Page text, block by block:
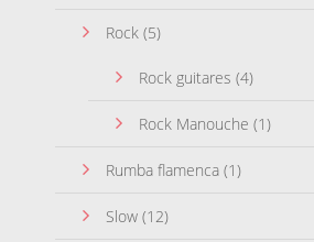
Rock (5)
Rock guitares (4)
Rock Manouche (1)
Rumba flamenca (1)
Slow (12)